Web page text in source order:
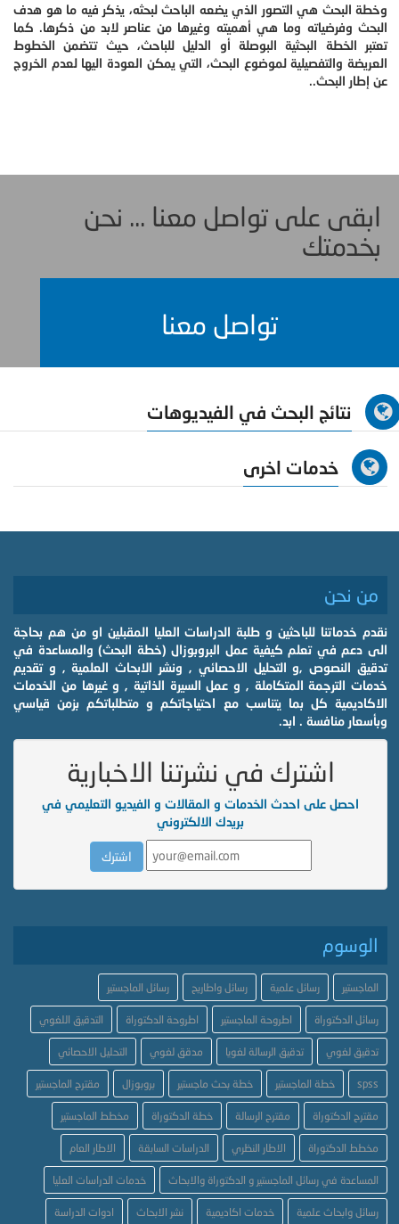
وخطة البحث هي التصور الذي يضعه الباحث لبحثه، يذكر فيه ما هو هدف
البحث وفرضياته وما هي أهميته وغيرها من عناصر لابد من ذكرها. كما
تعتبر الخطة البحثية البوصلة أو الدليل للباحث، حيث تتضمن الخطوط
العريضة والتفصيلية لموضوع البحث، التي يمكن العودة اليها لعدم الخروج
عن إطار البحث..
ابقى على تواصل معنا ... نحن
بخدمتك
تواصل معنا
نتائج البحث في الفيديوهات
خدمات اخرى
من نحن
نقدم خدماتنا للباحثين و طلبة الدراسات العليا المقبلين او من هم بحاجة
الى دعم في تعلم كيفية عمل البروبوزال (خطة البحث) والمساعدة في
تدقيق النصوص ,و التحليل الاحصائي , ونشر الابحاث العلمية , و تقديم
خدمات الترجمة المتكاملة , و عمل السيرة الذاتية , و غيرها من الخدمات
الاكاديمية كل بما يتناسب مع احتياجاتكم و متطلباتكم بزمن قياسي
وبأسعار منافسة . ابد.
اشترك في نشرتنا الاخبارية
احصل على احدث الخدمات و المقالات و الفيديو التعليمي في
بريدك الالكتروني
الوسوم
الماجستير رسائل علمية رسائل واطاريح رسائل الماجستير
رسائل الدكتوراة اطروحة الماجستير اطروحة الدكتوراة التدقيق اللغوي
تدقيق لغوي تدقيق الرسالة لغويا مدقق لغوي التحليل الاحصائي
spss خطة الماجستير خطة بحث ماجستير بروبوزال مقترح الماجستير
مقترح الدكتوراة مقترح الرسالة خطة الدكتوراة مخطط الماجستير
مخطط الدكتوراة الاطار النظري الدراسات السابقة الاطار العام
المساعدة في رسائل الماجستير و الدكتوراة والابحاث خدمات الدراسات العليا
رسائل وابحاث علمية خدمات اكاديمية نشر الابحاث ادوات الدراسة